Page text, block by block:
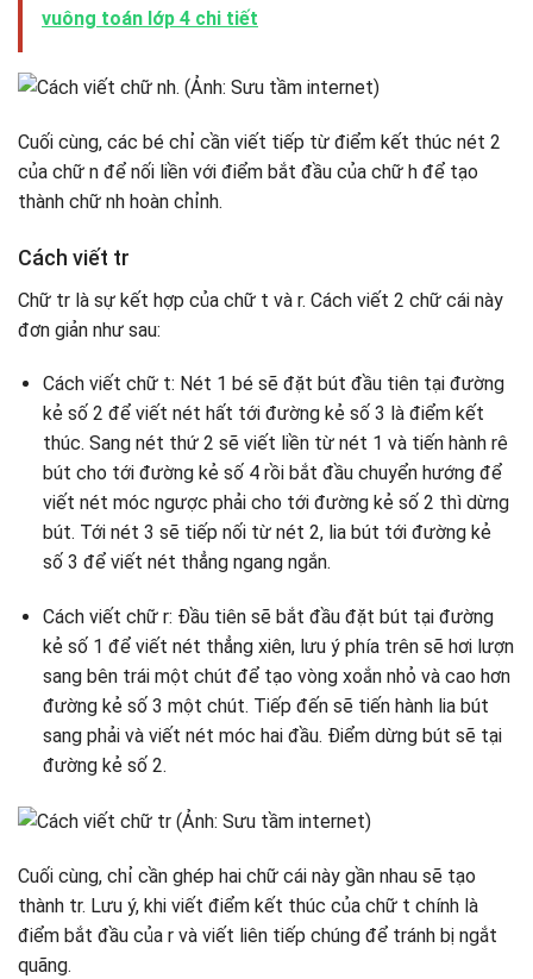
vuông toán lớp 4 chi tiết
Cuối cùng, các bé chỉ cần viết tiếp từ điểm kết thúc nét 2
của chữ n để nối liền với điểm bắt đầu của chữ h để tạo
thành chữ nh hoàn chỉnh.
Cách viết tr
Chữ tr là sự kết hợp của chữ t và r. Cách viết 2 chữ cái này
đơn giản như sau:
Cách viết chữ t: Nét 1 bé sẽ đặt bút đầu tiên tại đường
kẻ số 2 để viết nét hất tới đường kẻ số 3 là điểm kết
thúc. Sang nét thứ 2 sẽ viết liền từ nét 1 và tiến hành rê
bút cho tới đường kẻ số 4 rồi bắt đầu chuyển hướng để
viết nét móc ngược phải cho tới đường kẻ số 2 thì dừng
bút. Tới nét 3 sẽ tiếp nối từ nét 2, lia bút tới đường kẻ
số 3 để viết nét thẳng ngang ngắn.
Cách viết chữ r: Đầu tiên sẽ bắt đầu đặt bút tại đường
kẻ số 1 để viết nét thẳng xiên, lưu ý phía trên sẽ hơi lượn
sang bên trái một chút để tạo vòng xoắn nhỏ và cao hơn
đường kẻ số 3 một chút. Tiếp đến sẽ tiến hành lia bút
sang phải và viết nét móc hai đầu. Điểm dừng bút sẽ tại
đường kẻ số 2.
Cuối cùng, chỉ cần ghép hai chữ cái này gần nhau sẽ tạo
thành tr. Lưu ý, khi viết điểm kết thúc của chữ t chính là
điểm bắt đầu của r và viết liên tiếp chúng để tránh bị ngắt
quãng.